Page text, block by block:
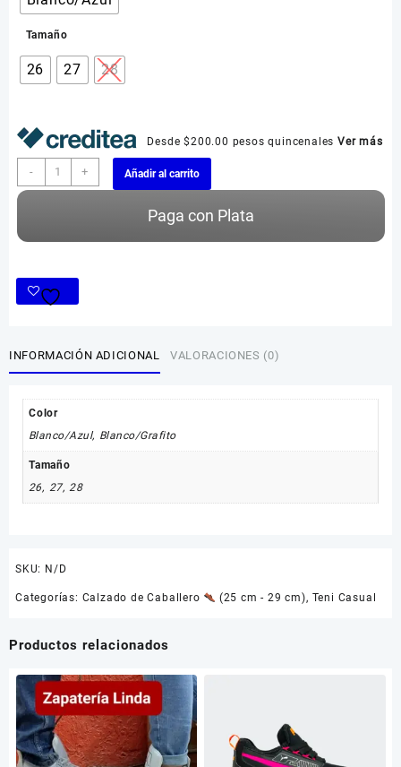
Tamaño
26 27 28
Desde $200.00 pesos quincenales Ver más
-
Tommy
Hilfiger
+ Añadir al carrito
Paga con Plata
INFORMACIÓN ADICIONAL VALORACIONES (0)
Color
Blanco/Azul, Blanco/Grafito
Tamaño
26, 27,28
SKU: N/D
Categorías: Calzado de Caballero (25 cm - 29 cm), Teni Casual
Productos relacionados